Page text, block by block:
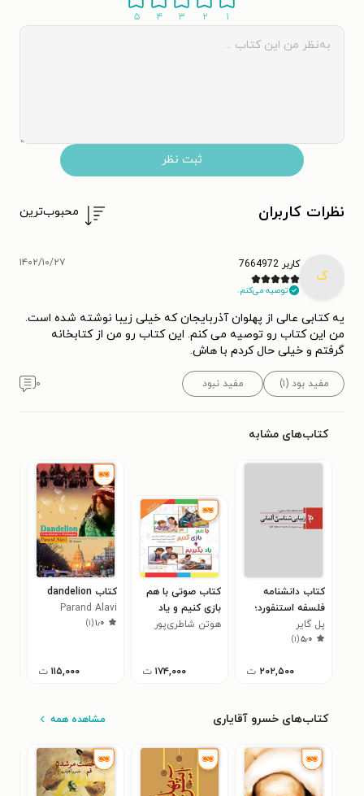
۱ ۲ ۳ ۴ ۵
ثبت نظر
نظرات کاربران محبوب‌ترین
ک
کاربر 7664972
توصیه می‌کنم.
۱۴۰۲/۱۰/۲۷
یه کتابی عالی از پهلوان آذربایجان که خیلی زیبا نوشته شده است.
من این کتاب رو توصیه می کنم. این کتاب رو من از کتابخانه
گرفتم و خیلی حال کردم با هاش.
مفید بود (۱) مفید نبود ۰
کتاب‌های مشابه
کتاب دانشنامه
فلسفه استنفورد؛
زیبایی شناسی
آلمانی
پل گایر
۵٫۰(۱)
۲۰۲,۵۰۰ ت
کتاب صوتی با هم
بازی کنیم و یاد
بگیریم
هوتن شاطری‌پور
۱۷۴,۰۰۰ ت
کتاب dandelion
Parand Alavi
۱٫۰(۱)
۱۱۵,۰۰۰ ت
کتاب‌های خسرو آقایاری مشاهده همه